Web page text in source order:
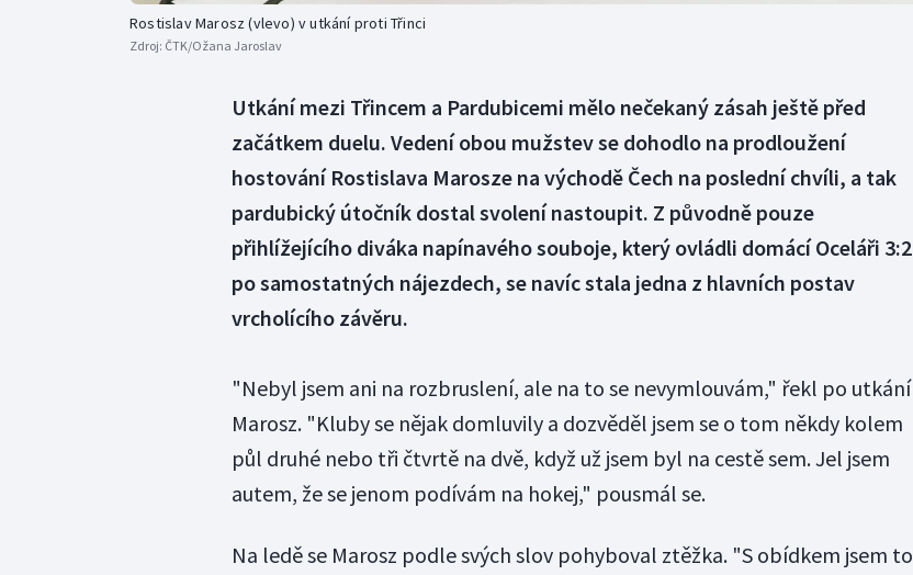
Rostislav Marosz (vlevo) v utkání proti Třinci
Zdroj: ČTK/Ožana Jaroslav
Utkání mezi Třincem a Pardubicemi mělo nečekaný zásah ještě před
začátkem duelu. Vedení obou mužstev se dohodlo na prodloužení
hostování Rostislava Marosze na východě Čech na poslední chvíli, a tak
pardubický útočník dostal svolení nastoupit. Z původně pouze
přihlížejícího diváka napínavého souboje, který ovládli domácí Oceláři 3:2
po samostatných nájezdech, se navíc stala jedna z hlavních postav
vrcholícího závěru.
"Nebyl jsem ani na rozbruslení, ale na to se nevymlouvám," řekl po utkání
Marosz. "Kluby se nějak domluvily a dozvěděl jsem se o tom někdy kolem
půl druhé nebo tři čtvrtě na dvě, když už jsem byl na cestě sem. Jel jsem
autem, že se jenom podívám na hokej," pousmál se.
Na ledě se Marosz podle svých slov pohyboval ztěžka. "S obídkem jsem to